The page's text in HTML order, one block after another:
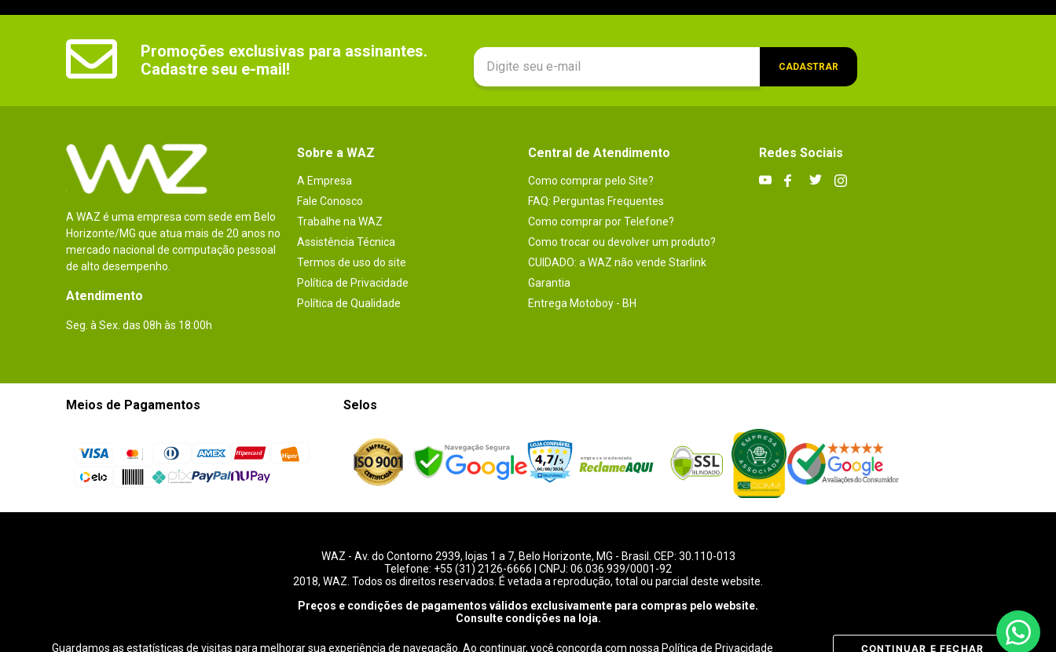
Promoções exclusivas para assinantes.
Cadastre seu e-mail!
CADASTRAR
A WAZ é uma empresa com sede em Belo
Horizonte/MG que atua mais de 20 anos no
mercado nacional de computação pessoal
de alto desempenho.
Atendimento
Seg. à Sex. das 08h às 18:00h
Sobre a WAZ
A Empresa
Fale Conosco
Trabalhe na WAZ
Assistência Técnica
Termos de uso do site
Política de Privacidade
Política de Qualidade
Central de Atendimento
Como comprar pelo Site?
FAQ: Perguntas Frequentes
Como comprar por Telefone?
Como trocar ou devolver um produto?
CUIDADO: a WAZ não vende Starlink
Garantia
Entrega Motoboy - BH
Redes Sociais
Meios de Pagamentos Selos
WAZ - Av. do Contorno 2939, lojas 1 a 7, Belo Horizonte, MG - Brasil. CEP: 30.110-013
Telefone: +55 (31) 2126-6666 | CNPJ: 06.036.939/0001-92
2018, WAZ. Todos os direitos reservados. É vetada a reprodução, total ou parcial deste website.
Preços e condições de pagamentos válidos exclusivamente para compras pelo website.
Consulte condições na loja.
Guardamos as estatísticas de visitas para melhorar sua experiência de navegação. Ao continuar, você concorda com nossa Política de Privacidade CONTINUAR E FECHAR